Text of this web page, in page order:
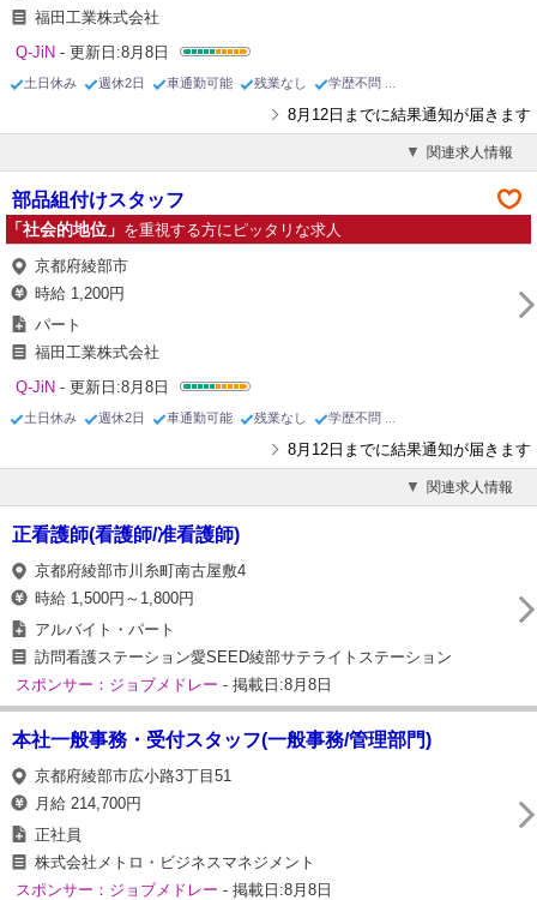
福田工業株式会社
Q-JiN - 更新日:8月8日
土日休み 週休2日 車通勤可能 残業なし 学歴不問
8月12日までに結果通知が届きます
関連求人情報
部品組付けスタッフ
「社会的地位」 を重視する方にピッタリな求人
京都府綾部市
時給 1,200円
パート
福田工業株式会社
Q-JiN - 更新日:8月8日
土日休み 週休2日 車通勤可能 残業なし 学歴不問
8月12日までに結果通知が届きます
関連求人情報
正看護師(看護師/准看護師)
京都府綾部市川糸町南古屋敷4
時給 1,500円～1,800円
アルバイト・パート
訪問看護ステーション愛SEED綾部サテライトステーション
スポンサー：ジョブメドレー - 掲載日:8月8日
本社一般事務・受付スタッフ(一般事務/管理部門)
京都府綾部市広小路3丁目51
月給 214,700円
正社員
株式会社メトロ・ビジネスマネジメント
スポンサー：ジョブメドレー - 掲載日:8月8日